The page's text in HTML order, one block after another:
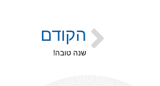
הקודם
שנה טובה!